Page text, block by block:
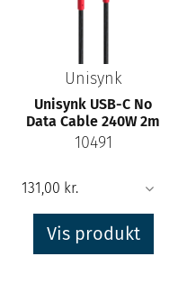
Unisynk
Unisynk USB-C No
Data Cable 240W 2m
10491
Vis produkt